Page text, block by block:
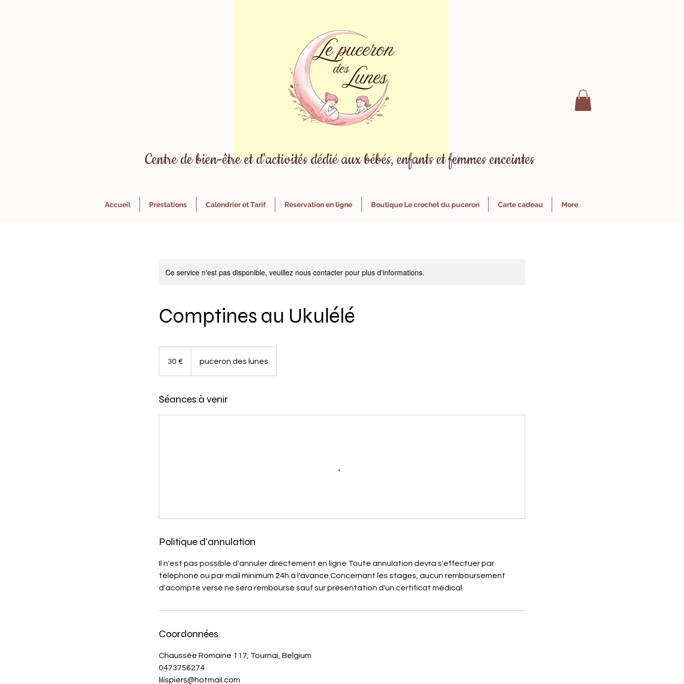
Centre de bien-être et d'activités dédié aux bébés, enfants et femmes enceintes
Accueil Prestations Calendrier et Tarif Réservation en ligne Boutique Le crochet du puceron Carte cadeau More
Ce service n'est pas disponible, veuillez nous contacter pour plus d'informations.
Comptines au Ukulélé
30 € puceron des lunes
Séances à venir
Politique d'annulation
Il n'est pas possible d'annuler directement en ligne.Toute annulation devra s'effectuer par
téléphone ou par mail minimum 24h à l'avance.Concernant les stages, aucun remboursement
d'acompte versé ne sera remboursé sauf sur présentation d'un certificat médical.
Coordonnées
Chaussée Romaine 117, Tournai, Belgium
0473756274
lilispiers@hotmail.com